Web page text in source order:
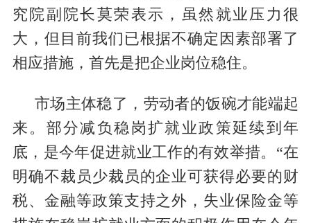
究院副院长莫荣表示，虽然就业压力很
大，但目前我们已根据不确定因素部署了
相应措施，首先是把企业岗位稳住。
市场主体稳了，劳动者的饭碗才能端起
来。部分减负稳岗扩就业政策延续到年
底，是今年促进就业工作的有效举措。“在
明确不裁员少裁员的企业可获得必要的财
税、金融等政策支持之外，失业保险金等